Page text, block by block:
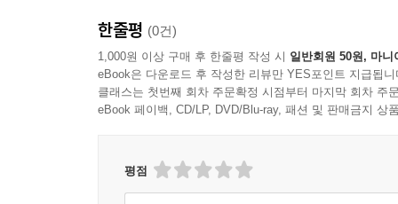
11장. 오늘의 독자가 《페스트》를 다시 읽는 이유
1절. 줄거리 요약을 넘어서는 독서
2절. 문학이 재난을 오래 기억하는 방식
3절. 불안한 시대를 견디는 사유의 근육
4절. 삶의 자리에서 다시 묻는 책임
12장. 재난 뒤에 남는 사람들을 위한 카뮈 독법
1절. 영웅주의 없이 선하게 산다는 것
한줄평 (0건)
1,000원 이상 구매 후 한줄평 작성 시 일반회원 50원, 마니
eBook은 다운로드 후 작성한 리뷰만 YES포인트 지급됩니
클래스는 첫번째 회차 주문확정 시점부터 마지막 회차 주
eBook 페이백, CD/LP, DVD/Blu-ray, 패션 및 판매금지 상
평점